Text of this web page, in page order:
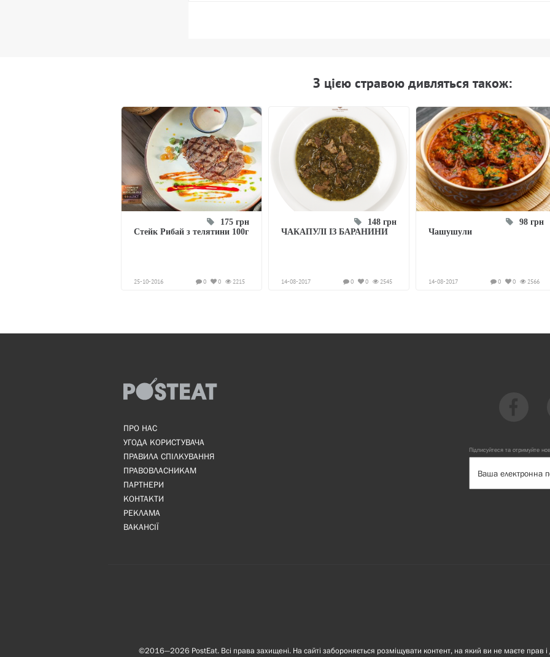
З цiєю стравою дивляться також:
175 грн
Стейк Рибай з телятини 100г
25-10-2016 2215
0
0
148 грн
ЧАКАПУЛІ ІЗ БАРАНИНИ
14-08-2017 2545
0
0
98 грн
Чашушули
14-08-2017 2566
0
0
ПРО НАС
УГОДА КОРИСТУВАЧА
ПРАВИЛА СПІЛКУВАННЯ
ПРАВОВЛАСНИКАМ
ПАРТНЕРИ
КОНТАКТИ
РЕКЛАМА
ВАКАНСІЇ
Підписуйтеся та отримуйте
©2016—2026 PostEat. Всі права захищені. На сайті забороняється розміщувати контент, на який ви не маєте прав